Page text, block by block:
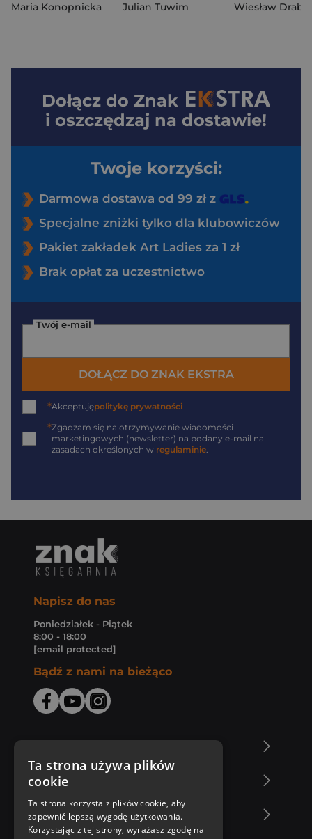
Maria Konopnicka
Julian Tuwim
Wiesław Drabik
Dołącz do Znak
i oszczędzaj na dostawie!
Twoje korzyści:
Darmowa dostawa od 99 zł z
Specjalne zniżki tylko dla klubowiczów
Pakiet zakładek Art Ladies za 1 zł
Brak opłat za uczestnictwo
Twój e-mail
DOŁĄCZ DO ZNAK EKSTRA
*Akceptujępolitykę prywatności
*Zgadzam się na otrzymywanie wiadomości
marketingowych (newsletter) na podany e-mail na
zasadach określonych w regulaminie.
Napisz do nas
Poniedziałek - Piątek
8:00 - 18:00
[email protected]
Bądź z nami na bieżąco
Zakupy u nas
Nasza oferta
Ta strona używa plików
cookie
Ta strona korzysta z plików cookie, aby
zapewnić lepszą wygodę użytkowania.
Korzystając z tej strony, wyrażasz zgodę na